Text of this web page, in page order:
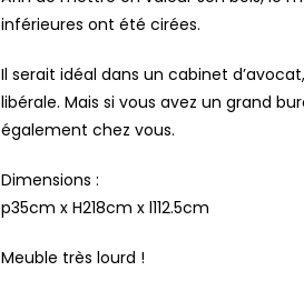
inférieures ont été cirées.
Il serait idéal dans un cabinet
libérale. Mais si vous avez un grand
également chez vous.
Dimensions :
p35cm x H218cm x l112.5cm
Meuble très lourd !